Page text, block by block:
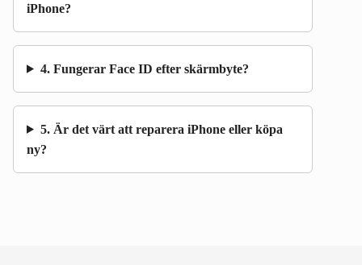
iPhone?
4. Fungerar Face ID efter skärmbyte?
5. Är det värt att reparera iPhone eller köpa
ny?